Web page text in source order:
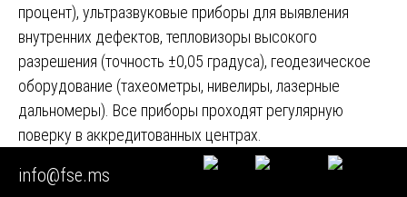
процент), ультразвуковые приборы для выявления
внутренних дефектов, тепловизоры высокого
разрешения (точность ±0,05 градуса), геодезическое
оборудование (тахеометры, нивелиры, лазерные
дальномеры). Все приборы проходят регулярную
поверку в аккредитованных центрах.
Собственная лаборатория.Наличие лаборатории
info@fse.ms